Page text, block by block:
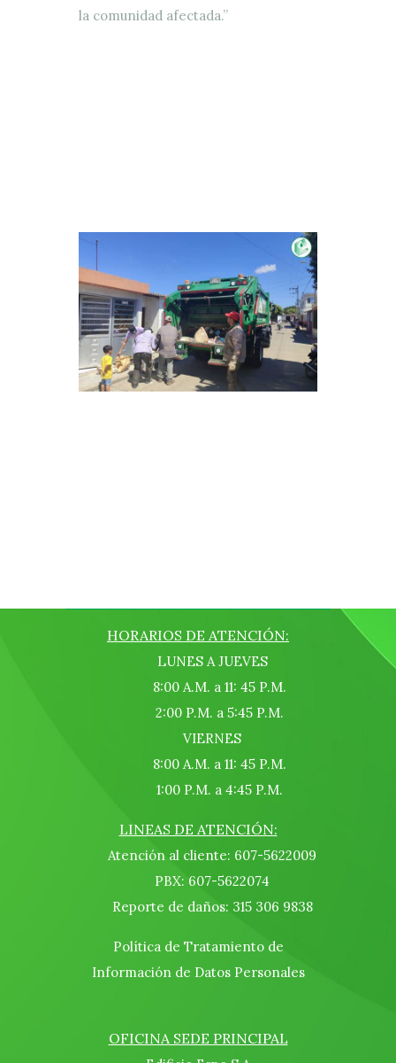
la comunidad afectada.”
HORARIOS DE ATENCIÓN:
LUNES A JUEVES
8:00 A.M. a 11: 45 P.M.
2:00 P.M. a 5:45 P.M.
VIERNES
8:00 A.M. a 11: 45 P.M.
1:00 P.M. a 4:45 P.M.
LINEAS DE ATENCIÓN:
Atención al cliente: 607-5622009
PBX: 607-5622074
Reporte de daños: 315 306 9838
Política de Tratamiento de
Información de Datos Personales
OFICINA SEDE PRINCIPAL